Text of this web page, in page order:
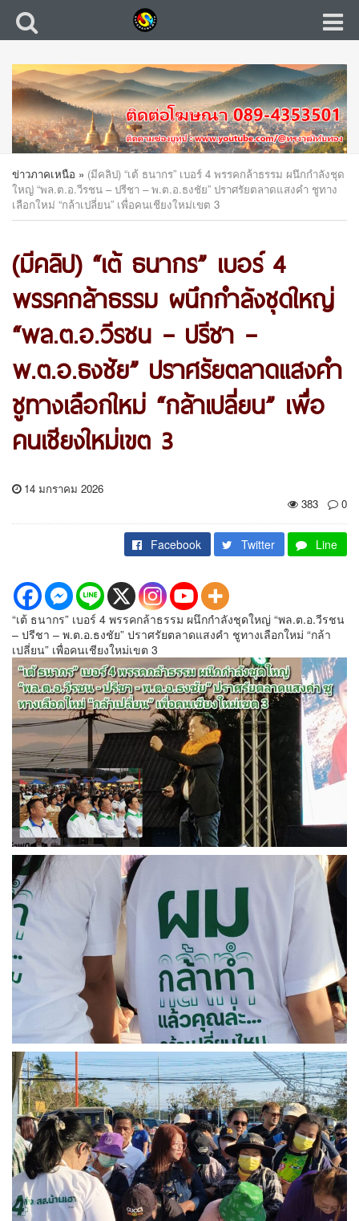
ข่าวภาคเหนือ » (มีคลิป) “เต้ ธนากร” เบอร์ 4 พรรคกล้าธรรม ผนึกกำลังชุด
ใหญ่ “พล.ต.อ.วีรชน – ปรีชา – พ.ต.อ.ธงชัย” ปราศรัยตลาดแสงคำ ชูทาง
เลือกใหม่ “กล้าเปลี่ยน” เพื่อคนเชียงใหม่เขต 3
(มีคลิป) “เต้ ธนากร” เบอร์ 4
พรรคกล้าธรรม ผนึกกำลังชุดใหญ่
“พล.ต.อ.วีรชน – ปรีชา –
พ.ต.อ.ธงชัย” ปราศรัยตลาดแสงคำ
ชูทางเลือกใหม่ “กล้าเปลี่ยน” เพื่อ
คนเชียงใหม่เขต 3
14 มกราคม 2026
383
0
Facebook Twitter Line
“เต้ ธนากร” เบอร์ 4 พรรคกล้าธรรม ผนึกกำลังชุดใหญ่ “พล.ต.อ.วีรชน
– ปรีชา – พ.ต.อ.ธงชัย” ปราศรัยตลาดแสงคำ ชูทางเลือกใหม่ “กล้า
เปลี่ยน” เพื่อคนเชียงใหม่เขต 3